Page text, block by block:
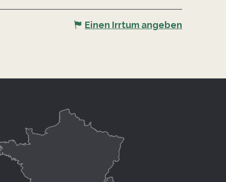
Einen Irrtum angeben